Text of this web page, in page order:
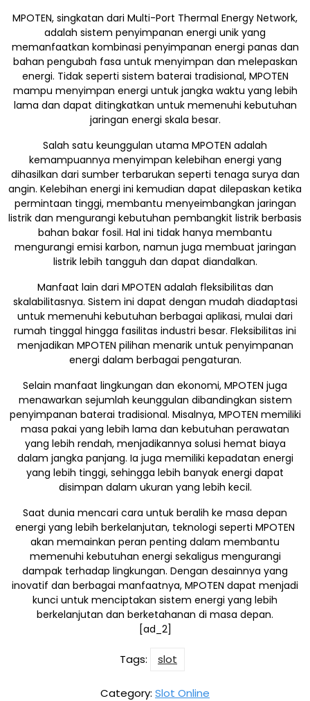
MPOTEN, singkatan dari Multi-Port Thermal Energy Network,
adalah sistem penyimpanan energi unik yang
memanfaatkan kombinasi penyimpanan energi panas dan
bahan pengubah fasa untuk menyimpan dan melepaskan
energi. Tidak seperti sistem baterai tradisional, MPOTEN
mampu menyimpan energi untuk jangka waktu yang lebih
lama dan dapat ditingkatkan untuk memenuhi kebutuhan
jaringan energi skala besar.
Salah satu keunggulan utama MPOTEN adalah
kemampuannya menyimpan kelebihan energi yang
dihasilkan dari sumber terbarukan seperti tenaga surya dan
angin. Kelebihan energi ini kemudian dapat dilepaskan ketika
permintaan tinggi, membantu menyeimbangkan jaringan
listrik dan mengurangi kebutuhan pembangkit listrik berbasis
bahan bakar fosil. Hal ini tidak hanya membantu
mengurangi emisi karbon, namun juga membuat jaringan
listrik lebih tangguh dan dapat diandalkan.
Manfaat lain dari MPOTEN adalah fleksibilitas dan
skalabilitasnya. Sistem ini dapat dengan mudah diadaptasi
untuk memenuhi kebutuhan berbagai aplikasi, mulai dari
rumah tinggal hingga fasilitas industri besar. Fleksibilitas ini
menjadikan MPOTEN pilihan menarik untuk penyimpanan
energi dalam berbagai pengaturan.
Selain manfaat lingkungan dan ekonomi, MPOTEN juga
menawarkan sejumlah keunggulan dibandingkan sistem
penyimpanan baterai tradisional. Misalnya, MPOTEN memiliki
masa pakai yang lebih lama dan kebutuhan perawatan
yang lebih rendah, menjadikannya solusi hemat biaya
dalam jangka panjang. Ia juga memiliki kepadatan energi
yang lebih tinggi, sehingga lebih banyak energi dapat
disimpan dalam ukuran yang lebih kecil.
Saat dunia mencari cara untuk beralih ke masa depan
energi yang lebih berkelanjutan, teknologi seperti MPOTEN
akan memainkan peran penting dalam membantu
memenuhi kebutuhan energi sekaligus mengurangi
dampak terhadap lingkungan. Dengan desainnya yang
inovatif dan berbagai manfaatnya, MPOTEN dapat menjadi
kunci untuk menciptakan sistem energi yang lebih
berkelanjutan dan berketahanan di masa depan.
[ad_2]
Tags: slot
Category: Slot Online